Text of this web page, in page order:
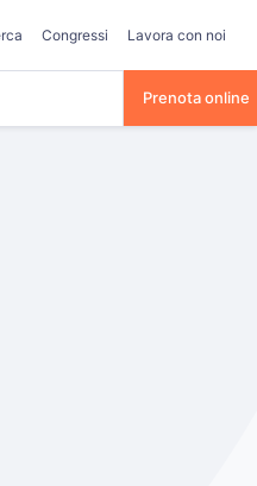
Congressi Lavora con noi
Prenota online